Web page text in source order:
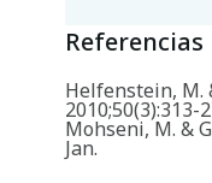
Referencias
Helfenstein, M.
2010;50(3):313-
Mohseni, M. &
Jan.